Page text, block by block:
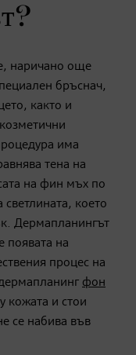
наричано още
бръснач,
както и
има
тена на
на фин мъх по
което
Дермапланингът
появата на
процес на
фон
кожата и стои
се набива във